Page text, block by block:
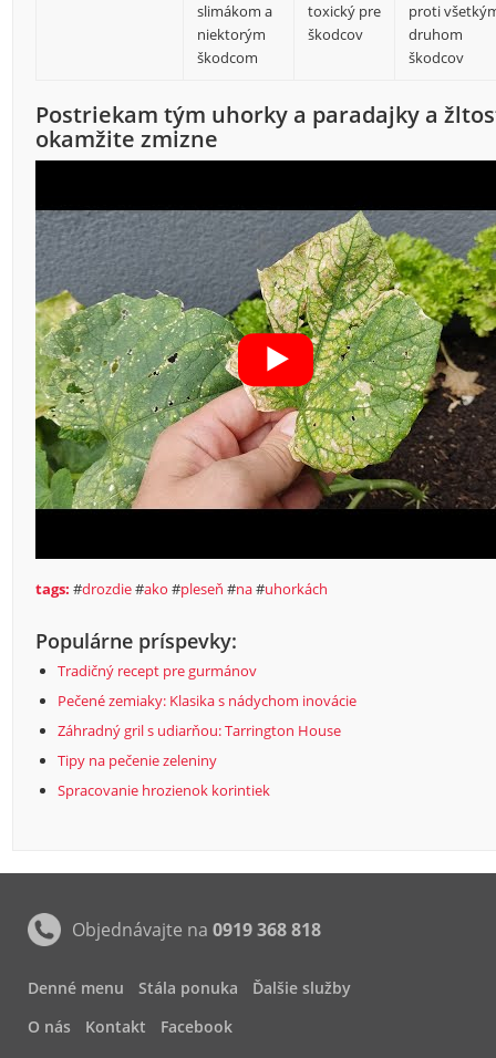
slimákom a
niektorým
škodcom
toxický pre
škodcov
proti
druhom
škodcov
Postriekam tým uhorky a paradajky a
okamžite zmizne
tags: #drozdie#ako #pleseň #na#uhorkách
Populárne príspevky:
Tradičný recept pre gurmánov
Pečené zemiaky: Klasika s nádychom inovácie
Záhradný gril s udiarňou: Tarrington House
Tipy na pečenie zeleniny
Spracovanie hrozienok korintiek
Objednávajte na 0919 368 818
Denné menu Stála ponuka
Ďalšie služby
O nás
Kontakt Facebook